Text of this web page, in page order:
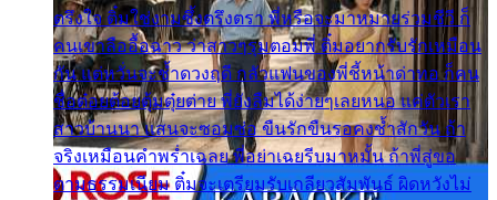
ตรึงใจ ติ๋มใช่งามซึ้งตรึงตรา พี่หรือจะมาหมายร่วมชีวี ก็
คนเขาลืออื้อฉาว ว่าสาวๆรุมตอมพี่ ติ๋มอยากรับรักเหมือน
กัน แต่หวั่นจะช้ำดวงฤดี กลัวแฟนของพี่ชี้หน้าด่าทอ ก็คน
ชื่อต๋อยต้อยตุ้มตุ๋ยต่าย พี่ยังลืมได้ง่ายๆเลยหนอ แค่ตัวเรา
สาวบ้านนา แสนจะซอมซ่อ ขืนรักขืนรอคงช้ำสักวัน ถ้า
จริงเหมือนคำพร่ำเฉลย พี่อย่าเฉยรีบมาหมั้น ถ้าพี่สู่ขอ
ตามธรรมเนียม ติ๋มจะเตรียมรับเกลียวสัมพันธ์ ผิดหวังไม่